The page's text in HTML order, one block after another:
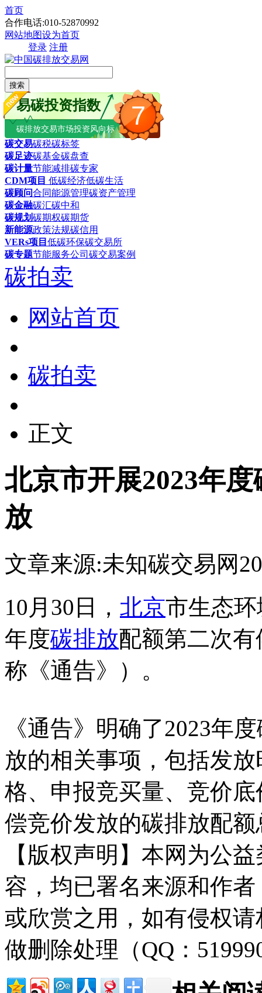
首页
合作电话:010-52870992
网站地图设为首页
登录 注册
搜索
7
易碳投资指数
碳排放交易市场投资风向标
碳交易碳税碳标签
碳足迹碳基金碳盘查
碳计量节能减排碳专家
CDM项目 低碳经济低碳生活
碳顾问合同能源管理碳资产管理
碳金融碳汇碳中和
碳规划碳期权碳期货
新能源政策法规碳信用
VERs项目 低碳环保碳交易所
碳专题节能服务公司 碳交易案例
碳拍卖
网站首页
碳拍卖
正文
北京市开展2023年
放
文章来源:未知碳交易网
10月30日， 北京市生态
年度碳排放配额第二次
称《通告》）。
《通告》明确了2023年
放的相关事项，包括发
格、申报竞买量、竞价
偿竞价发放的碳排放配
【版权声明】本网为公
容，均已署名来源和作
或欣赏之用，如有侵权
做删除处理（QQ：